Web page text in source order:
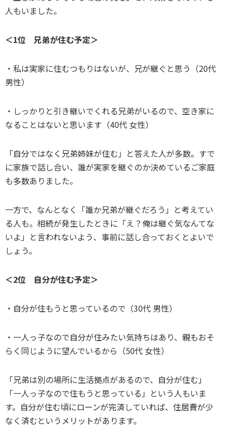
人もいました。
＜1位 兄弟が住む予定＞
・私は実家に住むつもりはないが、兄が継ぐと思う（20代
男性）
・しっかりと引き継いでくれる兄弟がいるので、空き家に
なることはないと思います（40代 女性）
「自分ではなく兄弟姉妹が住む」と答えた人が多数。すで
に家族で話し合い、誰が実家を継ぐのか決めているご家庭
も多数ありました。
一方で、なんとなく「誰か兄弟が継ぐだろう」と考えてい
る人も。相続が発生したときに「え？俺は継ぐ気なんてな
いよ」と言われないよう、事前に話し合っておくとよいで
しょう。
＜2位 自分が住む予定＞
・自分が住もうと思っているので（30代 男性）
・一人っ子なので自分が住みたい気持ちはあり、親もおそ
らく同じように望んでいるから（50代 女性）
「兄弟は別の場所に生活拠点があるので、自分が住む」
「一人っ子なので住もうと思っている」という人もいま
す。自分が住む頃にローンが完済していれば、住居費が少
なく済むというメリットがあります。